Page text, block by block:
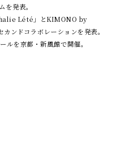
を発表。
Lété」とKIMONO by
ンドコラボレーションを発表。
ルを京都・新風館で開催。